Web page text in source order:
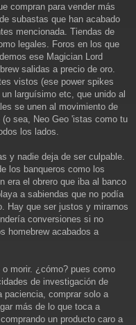
compran para vender más
subastas que han acabado
mencionada. Tiendas de
legales. Foros en los que
ese Magician Lord
salidas a precio de oro.
vistos (ese power spikes
larguísimo etc, que unido al
se unen al movimiento de
sea, Neo Geo 'istas como tu
los lados.
y nadie deja de ser culpable.
los banqueros como los
era el obrero que iba al banco
a sabiendas que no podía
Hay que ser justos y mirarnos
conversiones si no
homebrew acabados a
morir. ¿cómo? pues como
de investigación de
paciencia, comprar solo a
más de lo que toca a
un producto caro a